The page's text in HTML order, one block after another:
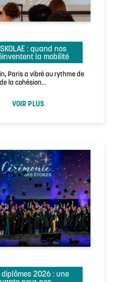
: quand nos
la mobilité
Paris a vibré au rythme de
la cohésion…
VOIR PLUS
diplômes 2026 : une